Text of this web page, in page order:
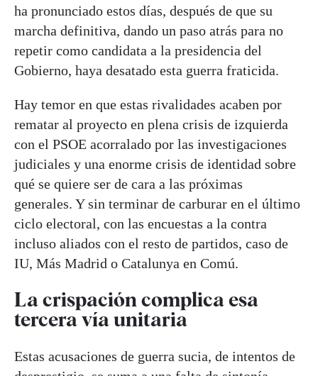
ha pronunciado estos días, después de que su
marcha definitiva, dando un paso atrás para no
repetir como candidata a la presidencia del
Gobierno, haya desatado esta guerra fraticida.
Hay temor en que estas rivalidades acaben por
rematar al proyecto en plena crisis de izquierda
con el PSOE acorralado por las investigaciones
judiciales y una enorme crisis de identidad sobre
qué se quiere ser de cara a las próximas
generales. Y sin terminar de carburar en el último
ciclo electoral, con las encuestas a la contra
incluso aliados con el resto de partidos, caso de
IU, Más Madrid o Catalunya en Comú.
La crispación complica esa
tercera vía unitaria
Estas acusaciones de guerra sucia, de intentos de